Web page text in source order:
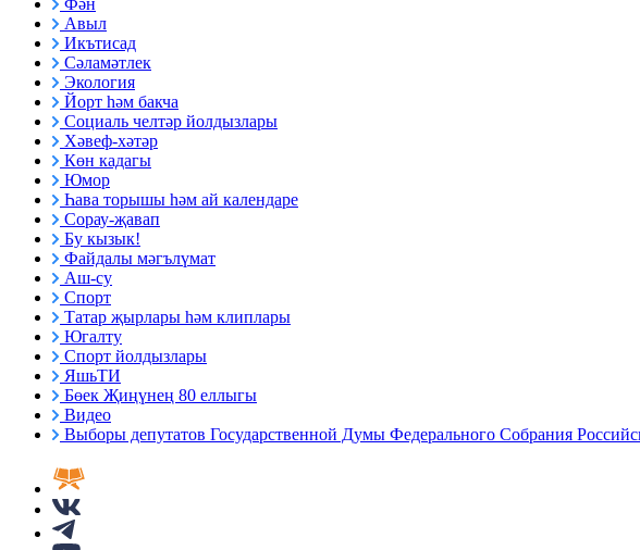
Фән
Авыл
Икътисад
Сәламәтлек
Экология
Йорт һәм бакча
Социаль челтәр йолдызлары
Хәвеф-хәтәр
Көн кадагы
Юмор
Һава торышы һәм ай календаре
Сорау-җавап
Бу кызык!
Файдалы мәгълүмат
Аш-су
Спорт
Татар җырлары һәм клиплары
Югалту
Спорт йолдызлары
ЯшьТИ
Бөек Җиңүнең 80 еллыгы
Видео
Выборы депутатов Государственной Думы Федерального Собрания